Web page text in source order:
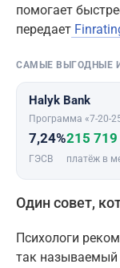
помогает
передает
САМЫЕ ВЫГОДНЫЕ
Halyk Bank
Программа «7-20-
7,24%
ГЭСВ
215
платёж в
Один совет,
Психологи
так называемый